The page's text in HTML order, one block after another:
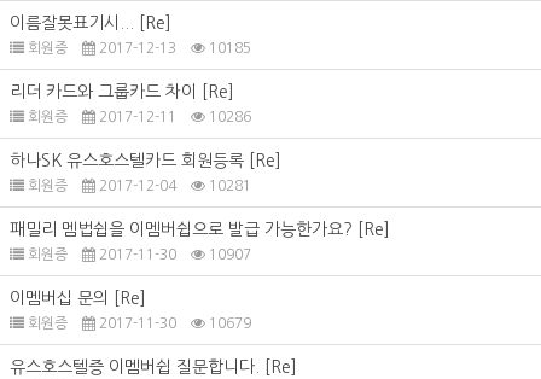
이름잘못표기시... [Re]
회원증 2017-12-13 10185
리더 카드와 그룹카드 차이 [Re]
회원증 2017-12-11 10286
하나SK 유스호스텔카드 회원등록 [Re]
회원증 2017-12-04 10281
패밀리 멤법쉽을 이멤버쉽으로 발급 가능한가요? [Re]
회원증 2017-11-30 10907
이멤버십 문의 [Re]
회원증 2017-11-30 10679
유스호스텔증 이멤버쉽 질문합니다. [Re]